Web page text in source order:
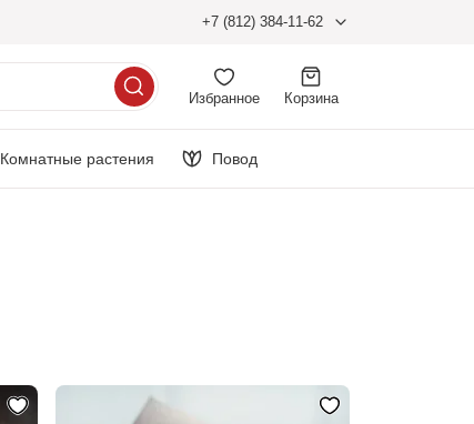
+7 (812) 384-11-62
Избранное Корзина
Комнатные растения Повод